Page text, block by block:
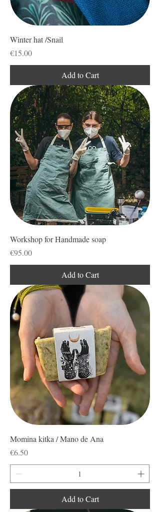
Winter hat /Snail
Price
€15.00
Add to Cart
Workshop for Handmade soap
Price
€95.00
Add to Cart
Momina kitka / Mano de Ana
Price
€6.50
Add to Cart